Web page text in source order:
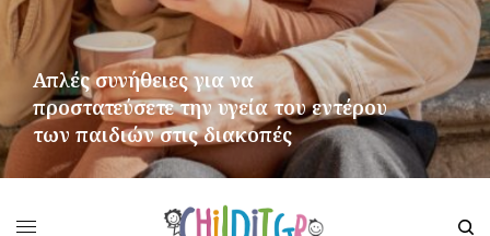
Απλές συνήθειες για να
προστατεύσετε την υγεία του εντέρου
των παιδιών στις διακοπές